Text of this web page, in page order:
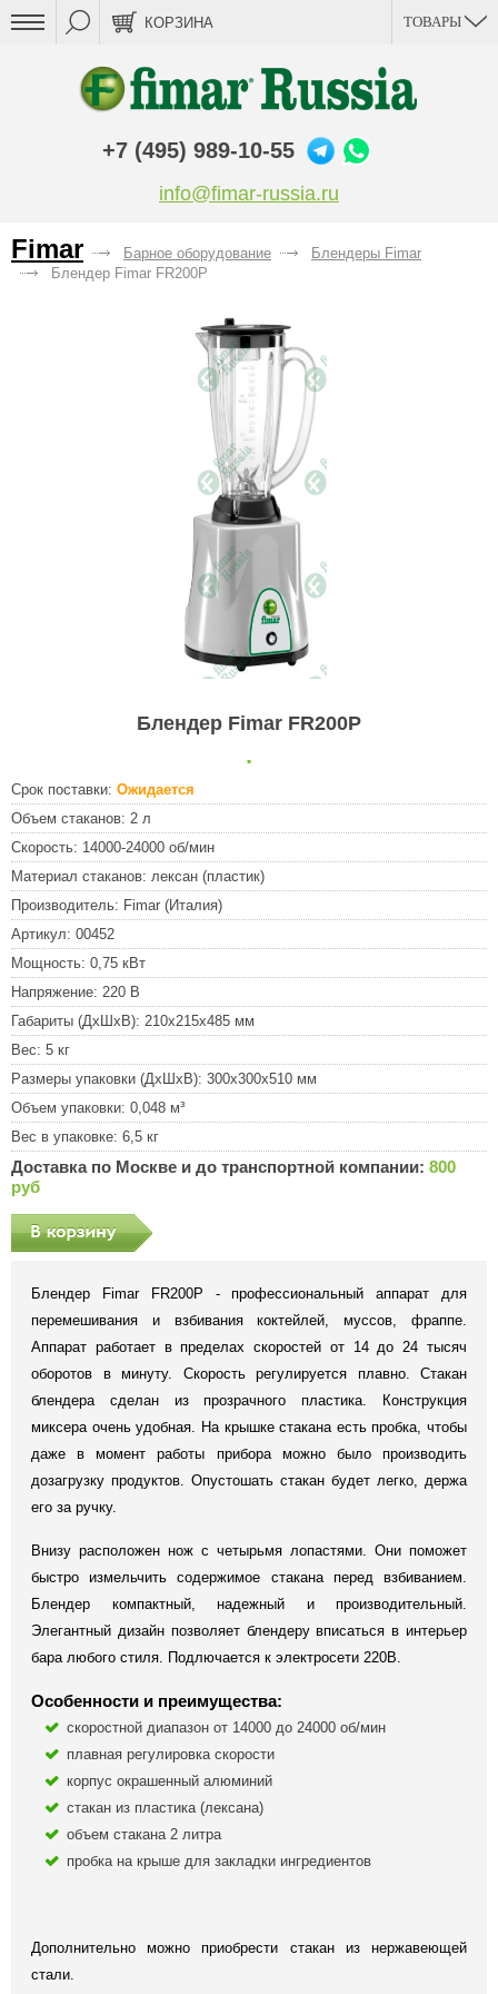
ТОВАРЫ
КОРЗИНА
+7 (495) 989-10-55
info@fimar-russia.ru
Fimar Барное оборудование
Блендеры Fimar
Блендер Fimar FR200P
Блендер Fimar FR200P
.
Срок поставки: Ожидается
Объем стаканов: 2 л
Скорость: 14000-24000 об/мин
Материал стаканов: лексан (пластик)
Производитель: Fimar (Италия)
Артикул: 00452
Мощность: 0,75 кВт
Напряжение: 220 В
Габариты (ДхШхВ): 210x215x485 мм
Вес: 5 кг
Размеры упаковки (ДхШхВ): 300x300x510 мм
Объем упаковки: 0,048 м³
Вес в упаковке: 6,5 кг
Доставка по Москве и до транспортной компании: 800
руб
Блендер Fimar FR200P - профессиональный аппарат для
перемешивания и взбивания коктейлей, муссов, фраппе.
Аппарат работает в пределах скоростей от 14 до 24 тысяч
оборотов в минуту. Скорость регулируется плавно. Стакан
блендера сделан из прозрачного пластика. Конструкция
миксера очень удобная. На крышке стакана есть пробка, чтобы
даже в момент работы прибора можно было производить
дозагрузку продуктов. Опустошать стакан будет легко, держа
его за ручку.
Внизу расположен нож с четырьмя лопастями. Они поможет
быстро измельчить содержимое стакана перед взбиванием.
Блендер компактный, надежный и производительный.
Элегантный дизайн позволяет блендеру вписаться в интерьер
бара любого стиля. Подлючается к электросети 220В.
Особенности и преимущества:
скоростной диапазон от 14000 до 24000 об/мин
плавная регулировка скорости
корпус окрашенный алюминий
стакан из пластика (лексана)
объем стакана 2 литра
пробка на крыше для закладки ингредиентов
Дополнительно можно приобрести стакан из нержавеющей
стали.